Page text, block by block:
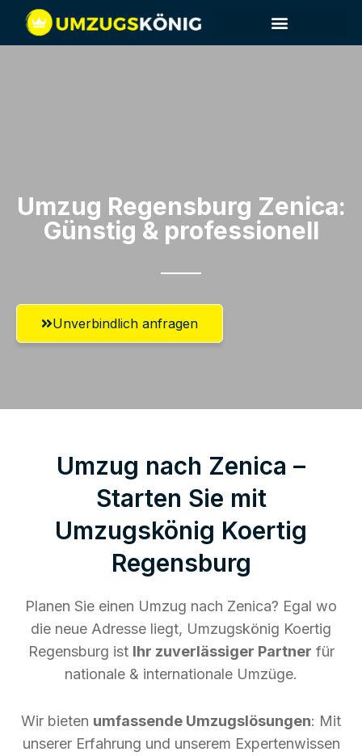
Umzug Regensburg​ Zenica:
Günstig & professionell​
Unverbindlich anfragen
Umzug nach Zenica –
Starten Sie mit
Umzugskönig Koertig
Regensburg
Planen Sie einen Umzug nach Zenica? Egal wo
die neue Adresse liegt, Umzugskönig Koertig
Regensburg ist Ihr zuverlässiger Partner für
nationale & internationale Umzüge.
Wir bieten umfassende Umzugslösungen: Mit
unserer Erfahrung und unserem Expertenwissen